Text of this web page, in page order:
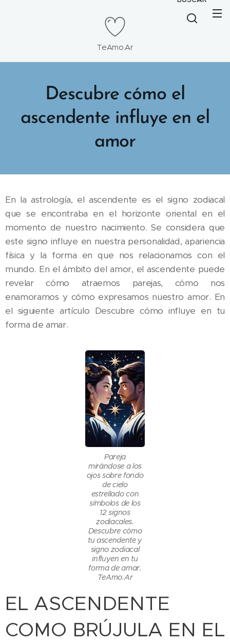
TeAmo.Ar
Descubre cómo el
ascendente influye en el
amor
En la astrología, el ascendente es el signo zodiacal
que se encontraba en el horizonte oriental en el
momento de nuestro nacimiento. Se considera que
este signo influye en nuestra personalidad, apariencia
física y la forma en que nos relacionamos con el
mundo. En el ámbito del amor, el ascendente puede
revelar cómo atraemos parejas, cómo nos
enamoramos y cómo expresamos nuestro amor. En
el siguiente artículo Descubre cómo influye en tu
forma de amar.
Pareja
mirándose a los
ojos sobre fondo
de cielo
estrellado con
símbolos de los
12 signos
zodiacales.
Descubre cómo
tu ascendente y
signo zodiacal
influyen en tu
forma de amar.
TeAmo.Ar
EL ASCENDENTE
COMO BRÚJULA EN EL